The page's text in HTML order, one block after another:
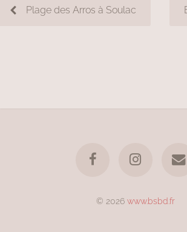
Plage des Arros à Soulac
© 2026 www.bsbd.fr